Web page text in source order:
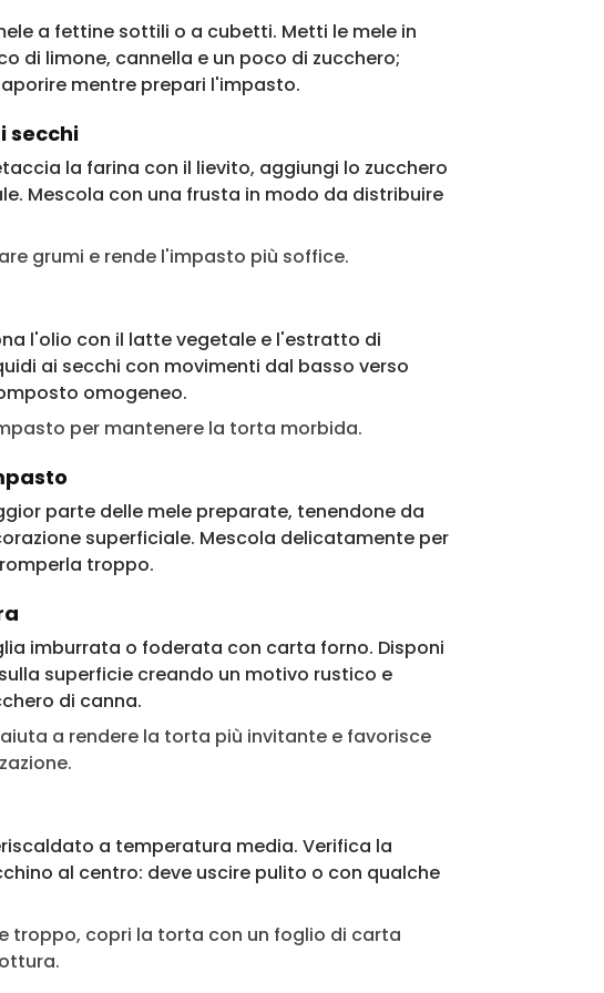
a fettine sottili o a cubetti. Metti le mele in
di limone, cannella e un poco di zucchero;
mentre prepari l'impasto.
secchi
la farina con il lievito, aggiungi lo zucchero
Mescola con una frusta in modo da distribuire
grumi e rende l'impasto più soffice.
l'olio con il latte vegetale e l'estratto di
ai secchi con movimenti dal basso verso
omogeneo.
per mantenere la torta morbida.
parte delle mele preparate, tenendone da
superficiale. Mescola delicatamente per
troppo.
imburrata o foderata con carta forno. Disponi
superficie creando un motivo rustico e
di canna.
a rendere la torta più invitante e favorisce
a temperatura media. Verifica la
al centro: deve uscire pulito o con qualche
troppo, copri la torta con un foglio di carta